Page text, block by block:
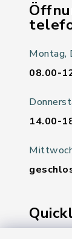
Montag,
08.00-
14.00-